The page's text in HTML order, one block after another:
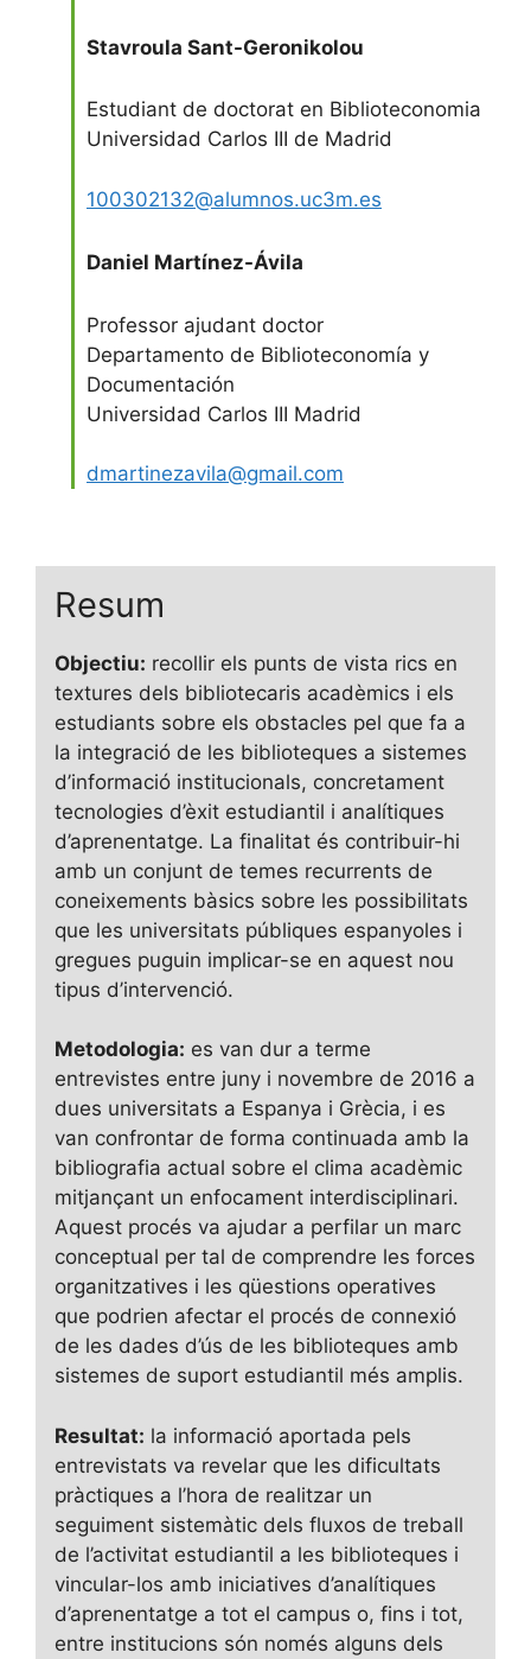
Stavroula Sant-Geronikolou
Estudiant de doctorat en Biblioteconomia
Universidad Carlos III de Madrid
100302132@alumnos.uc3m.es
Daniel Martínez-Ávila
Professor ajudant doctor
Departamento de Biblioteconomía y
Documentación
Universidad Carlos III Madrid
dmartinezavila@gmail.com
Resum
Objectiu: recollir els punts de vista rics en
textures dels bibliotecaris acadèmics i els
estudiants sobre els obstacles pel que fa a
la integració de les biblioteques a sistemes
d’informació institucionals, concretament
tecnologies d’èxit estudiantil i analítiques
d’aprenentatge. La finalitat és contribuir-hi
amb un conjunt de temes recurrents de
coneixements bàsics sobre les possibilitats
que les universitats públiques espanyoles i
gregues puguin implicar-se en aquest nou
tipus d’intervenció.
Metodologia: es van dur a terme
entrevistes entre juny i novembre de 2016 a
dues universitats a Espanya i Grècia, i es
van confrontar de forma continuada amb la
bibliografia actual sobre el clima acadèmic
mitjançant un enfocament interdisciplinari.
Aquest procés va ajudar a perfilar un marc
conceptual per tal de comprendre les forces
organitzatives i les qüestions operatives
que podrien afectar el procés de connexió
de les dades d’ús de les biblioteques amb
sistemes de suport estudiantil més amplis.
Resultat: la informació aportada pels
entrevistats va revelar que les dificultats
pràctiques a l’hora de realitzar un
seguiment sistemàtic dels fluxos de treball
de l’activitat estudiantil a les biblioteques i
vincular-los amb iniciatives d’analítiques
d’aprenentatge a tot el campus o, fins i tot,
entre institucions són només alguns dels